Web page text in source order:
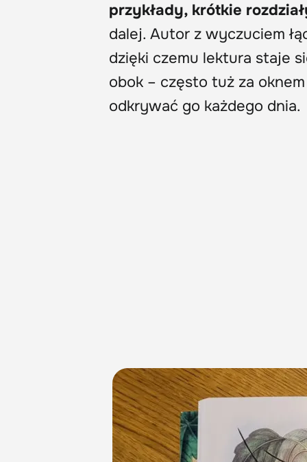
przykłady, krótkie
dalej. Autor z wyczuciem
dzięki czemu lektura staje
obok – często tuż za
odkrywać go każdego dnia.